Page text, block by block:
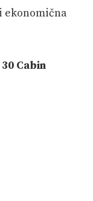
ekonomična
Cabin